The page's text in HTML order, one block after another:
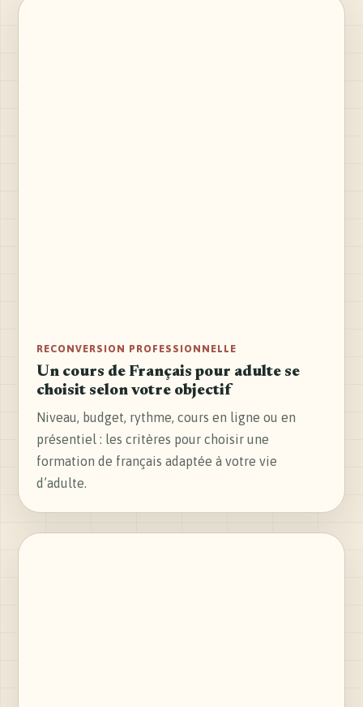
RECONVERSION PROFESSIONNELLE
Un cours de Français pour adulte se
choisit selon votre objectif
Niveau, budget, rythme, cours en ligne ou en
présentiel : les critères pour choisir une
formation de français adaptée à votre vie
d’adulte.